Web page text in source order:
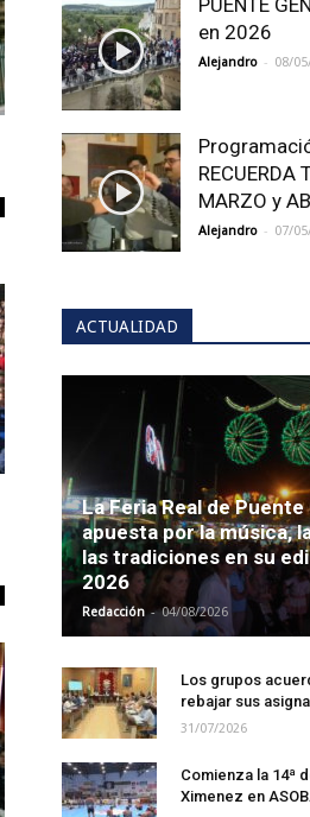
PUENTE
en 2026
Alejandro - 08/
RECUERDA
MARZO y
Alejandro - 07/
ACTUALIDAD
La Feria Real de Puente
apuesta por la música,
las tradiciones en su
2026
Redacción - 04/08/2026
Los grupos
rebajar sus
31/07/2026
Comienza la 14ª
Ximenez en